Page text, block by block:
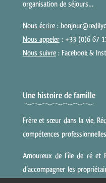
organisation de séjours…
Nous écrire:
Nous appeler: +33 (0)6 67
Nous suivre: Facebook&
Une histoire de famille
Frère et sœur dans la vie,
compétences
Amoureux de l’île de ré et
d’accompagner les